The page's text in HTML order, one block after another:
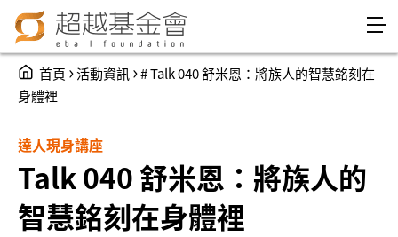
Jump to Navigation
Jump to Main content
You are here
首頁 ›活動資訊 ›# Talk 040 舒米恩：將族人的智慧銘刻在
身體裡
達人現身講座
Talk 040 舒米恩：將族人的
智慧銘刻在身體裡